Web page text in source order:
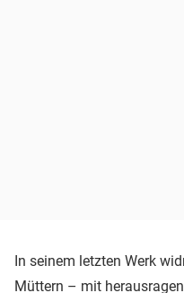
In seinem letzten Werk
Müttern – mit